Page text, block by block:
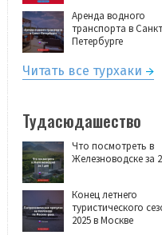
Аренда водного
транспорта в
Петербурге
Читать все турхаки
Тудасюдашество
Что посмотреть в
Железноводске за
Конец летнего
туристического
2025 в Москве